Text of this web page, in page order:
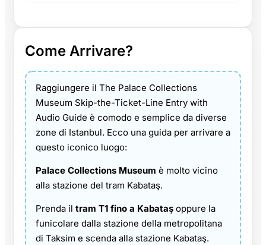
Come Arrivare?
Raggiungere il The Palace Collections
Museum Skip-the-Ticket-Line Entry with
Audio Guide è comodo e semplice da diverse
zone di Istanbul. Ecco una guida per arrivare a
questo iconico luogo:
Palace Collections Museum è molto vicino
alla stazione del tram Kabataş.
Prenda il tram T1 fino a Kabataş oppure la
funicolare dalla stazione della metropolitana
di Taksim e scenda alla stazione Kabataş.